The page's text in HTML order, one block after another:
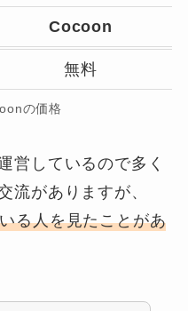
Cocoon
無料
の価格
営しているので多く
流がありますが、
る人を見たことがあ